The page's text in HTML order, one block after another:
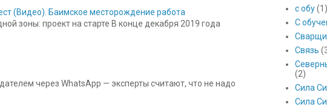
(Видео). Баимское месторождение работа
зоны: проект на старте В конце декабря 2019 года
через WhatsApp — эксперты считают, что не надо
с обу (1)
С
Связь
(2)
Сила
Сила